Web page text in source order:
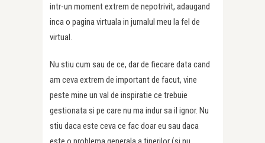
intr-un moment extrem de nepotrivit, adaugand
inca o pagina virtuala in jurnalul meu la fel de
virtual.
Nu stiu cum sau de ce, dar de fiecare data cand
am ceva extrem de important de facut, vine
peste mine un val de inspiratie ce trebuie
gestionata si pe care nu ma indur sa il ignor. Nu
stiu daca este ceva ce fac doar eu sau daca